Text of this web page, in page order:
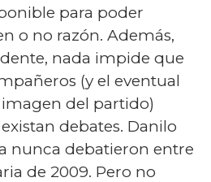
para poder
o no razón. Además,
nada impide que
(y el eventual
del partido)
debates. Danilo
nunca debatieron entre
de 2009. Pero no